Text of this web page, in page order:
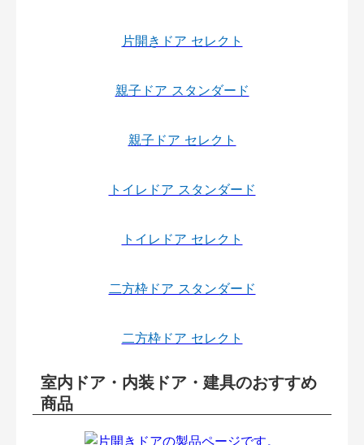
片開きドア セレクト
親子ドア スタンダード
親子ドア セレクト
トイレドア スタンダード
トイレドア セレクト
二方枠ドア スタンダード
二方枠ドア セレクト
室内ドア・内装ドア・建具のおすすめ
商品